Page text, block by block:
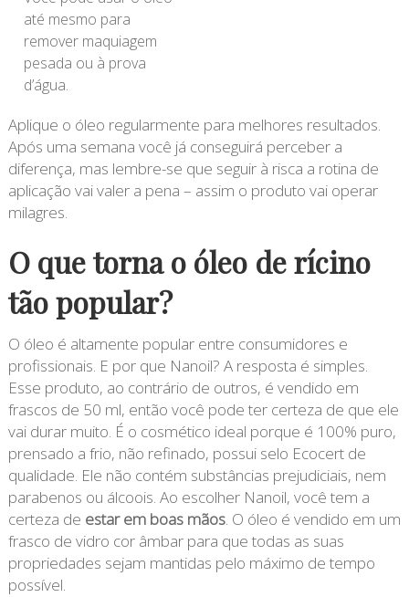
até mesmo para
remover maquiagem
pesada ou à prova
d’água.
Aplique o óleo regularmente para melhores resultados.
Após uma semana você já conseguirá perceber a
diferença, mas lembre-se que seguir à risca a rotina de
aplicação vai valer a pena – assim o produto vai operar
milagres.
O que torna o óleo de rícino
tão popular?
O óleo é altamente popular entre consumidores e
profissionais. E por que Nanoil? A resposta é simples.
Esse produto, ao contrário de outros, é vendido em
frascos de 50 ml, então você pode ter certeza de que ele
vai durar muito. É o cosmético ideal porque é 100% puro,
prensado a frio, não refinado, possui selo Ecocert de
qualidade. Ele não contém substâncias prejudiciais, nem
parabenos ou álcoois. Ao escolher Nanoil, você tem a
certeza de estar em boas mãos. O óleo é vendido em um
frasco de vidro cor âmbar para que todas as suas
propriedades sejam mantidas pelo máximo de tempo
possível.